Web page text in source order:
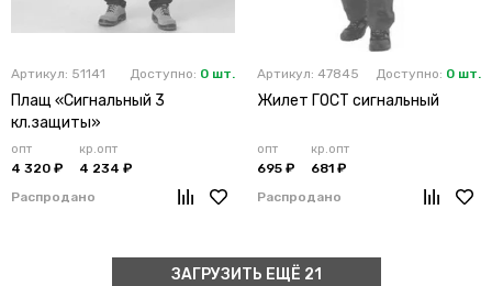
Артикул: 51141 Доступно: 0 шт.
Плащ «Сигнальный 3
кл.защиты»
опт
4 320 ₽
кр.опт
4 234 ₽
Распродано
Артикул: 47845 Доступно: 0 шт.
Жилет ГОСТ сигнальный
опт
695 ₽
кр.опт
681 ₽
Распродано
ЗАГРУЗИТЬ ЕЩЁ 21